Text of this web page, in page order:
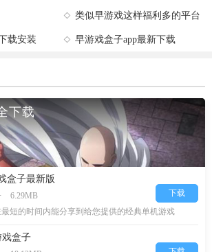
类似早游戏这样福利多的平台
载安装 早游戏盒子app最新下载
下载
盒子最新版
6.29MB
短的时间内能分享到给您提供的经典单机游戏
下载
戏盒子